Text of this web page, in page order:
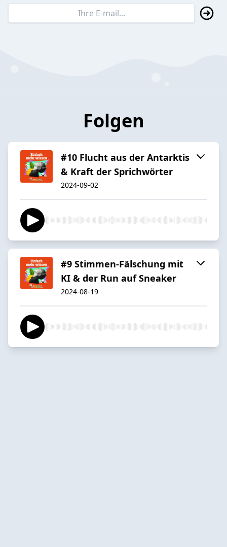
Folgen
#10 Flucht aus der Antarktis
& Kraft der Sprichwörter
2024-09-02
#9 Stimmen-Fälschung mit
KI & der Run auf Sneaker
2024-08-19